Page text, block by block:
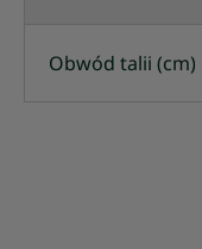
Obwód talii (cm)